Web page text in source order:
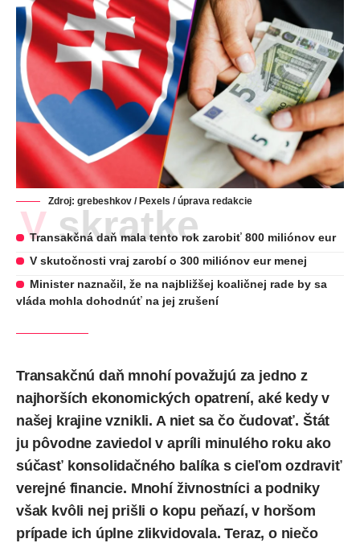
Zdroj: grebeshkov / Pexels / úprava redakcie
V skratke
Transakčná daň mala tento rok zarobiť 800 miliónov eur
V skutočnosti vraj zarobí o 300 miliónov eur menej
Minister naznačil, že na najbližšej koaličnej rade by sa
vláda mohla dohodnúť na jej zrušení
Transakčnú daň mnohí považujú za jedno z
najhorších ekonomických opatrení, aké kedy v
našej krajine vznikli. A niet sa čo čudovať. Štát
ju pôvodne zaviedol v apríli minulého roku ako
súčasť konsolidačného balíka s cieľom ozdraviť
verejné financie. Mnohí živnostníci a podniky
však kvôli nej prišli o kopu peňazí, v horšom
prípade ich úplne zlikvidovala. Teraz, o niečo